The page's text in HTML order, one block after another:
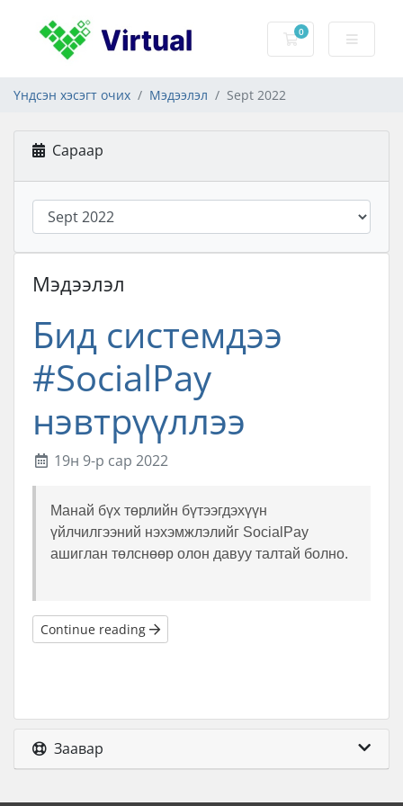
0
Сагс
Үндсэн хэсэгт очих Мэдээлэл Sept 2022
Сараар
Мэдээлэл
Бид системдээ
#SocialPay
нэвтрүүллээ
19н 9-р сар 2022
Манай бүх төрлийн бүтээгдэхүүн
үйлчилгээний нэхэмжлэлийг SocialPay
ашиглан төлснөөр олон давуу талтай болно.
Continue reading
Заавар